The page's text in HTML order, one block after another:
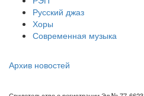
Русский джаз
Хоры
Современная музыка
Архив новостей